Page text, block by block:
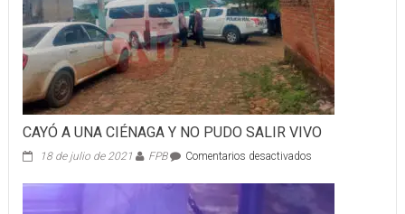
CAYÓ A UNA CIÉNAGA Y NO PUDO SALIR VIVO
18 de julio de 2021 FPB Comentarios desactivadosen
A